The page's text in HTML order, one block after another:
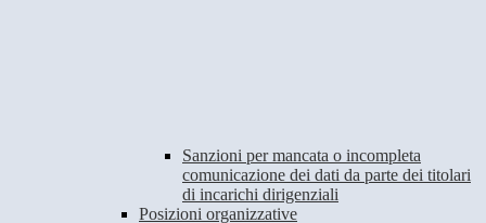
Sanzioni per mancata o incompleta
comunicazione dei dati da parte dei titolari
di incarichi dirigenziali
Posizioni organizzative